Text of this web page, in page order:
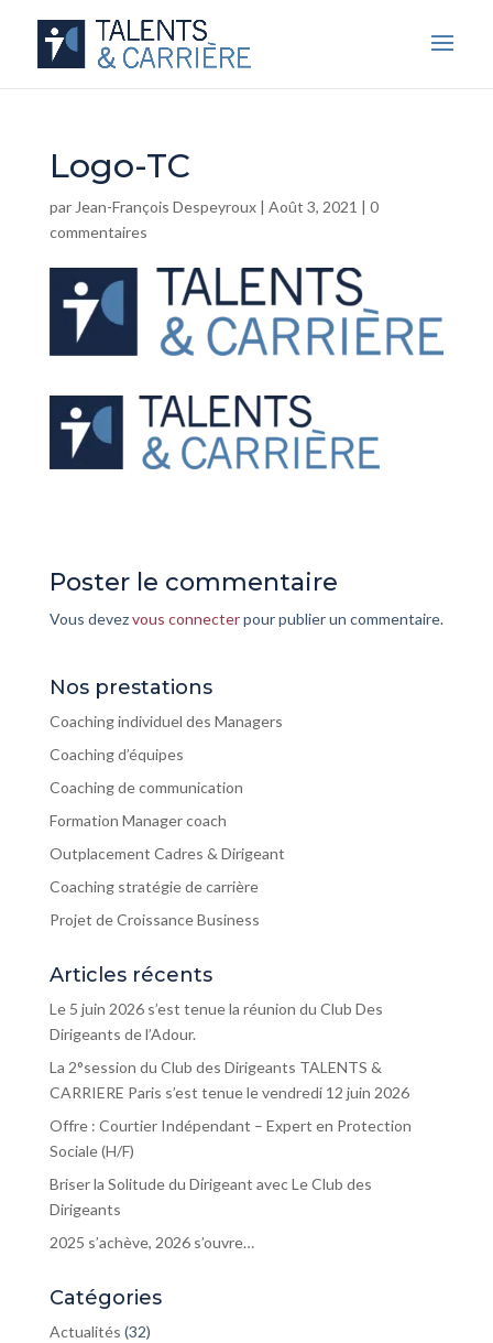
Logo-TC
par Jean-François Despeyroux| Août 3, 2021 | 0
commentaires
Poster le commentaire
Vous devezvous connecterpour publier un commentaire.
Nos prestations
Coaching individuel des Managers
Coaching d’équipes
Coaching de communication
Formation Manager coach
Outplacement Cadres & Dirigeant
Coaching stratégie de carrière
Projet de Croissance Business
Articles récents
Le 5 juin 2026 s’est tenue la réunion du Club Des
Dirigeants de l’Adour.
La 2°session du Club des Dirigeants TALENTS &
CARRIERE Paris s’est tenue le vendredi 12 juin 2026
Offre : Courtier Indépendant – Expert en Protection
Sociale (H/F)
Briser la Solitude du Dirigeant avec Le Club des
Dirigeants
2025 s’achève, 2026 s’ouvre…
Catégories
Actualités (32)